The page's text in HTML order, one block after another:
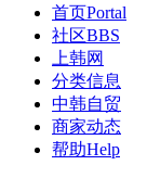
首页Portal
社区BBS
上韩网
分类信息
中韩自贸
商家动态
帮助Help